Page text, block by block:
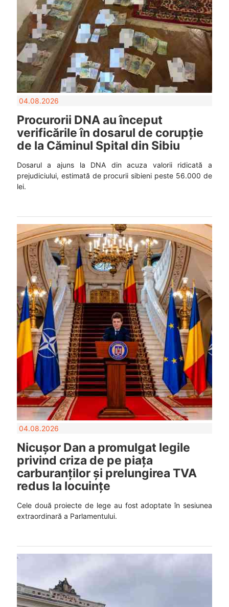
04.08.2026
Procurorii DNA au început
verificările în dosarul de corupție
de la Căminul Spital din Sibiu
Dosarul a ajuns la DNA din acuza valorii ridicată a
prejudiciului, estimată de procurii sibieni peste 56.000 de
lei.
04.08.2026
Nicușor Dan a promulgat legile
privind criza de pe piața
carburanților și prelungirea TVA
redus la locuințe
Cele două proiecte de lege au fost adoptate în sesiunea
extraordinară a Parlamentului.